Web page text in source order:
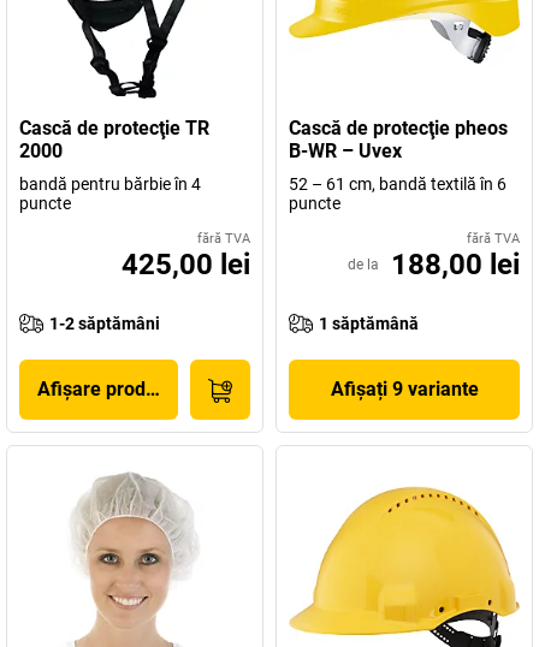
Cască de protecţie TR
2000
bandă pentru bărbie în 4
puncte
fără TVA
425,00 lei
1-2 săptămâni
Afișare produs
Cască de protecţie pheos
B-WR – Uvex
52 – 61 cm, bandă textilă în 6
puncte
fără TVA
de la 188,00 lei
1 săptămână
Afișați 9 variante